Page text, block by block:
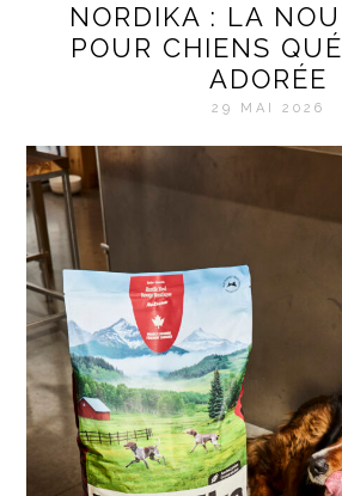
NORDIKA : LA
POUR CHIENS
ADORÉE
29 MAI 2026